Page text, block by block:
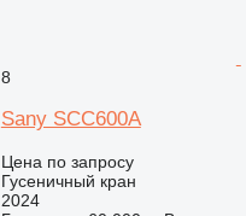
8
Sany SCC600A
Цена по запросу
Гусеничный кран
2024